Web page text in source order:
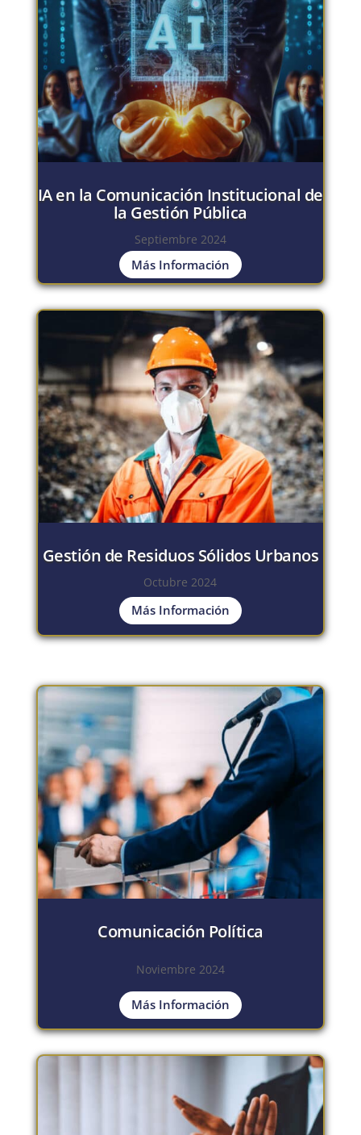
IA en la Comunicación Institucional de
la Gestión Pública
Septiembre 2024
Más Información
Gestión de Residuos Sólidos Urbanos
Octubre 2024
Más Información
Comunicación Política
Noviembre 2024
Más Información